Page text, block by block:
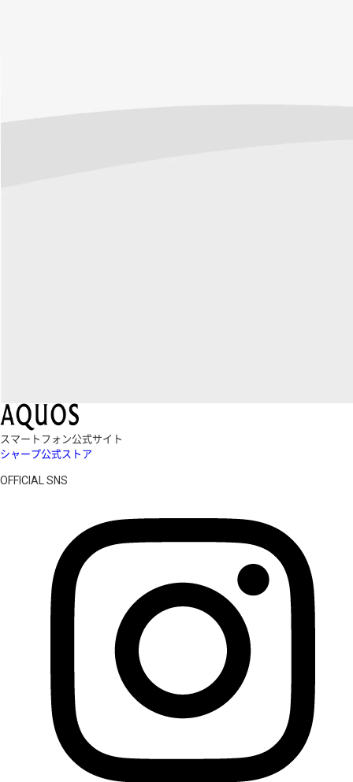
スマートフォン公式サイト
シャープ公式ストア
OFFICIAL SNS